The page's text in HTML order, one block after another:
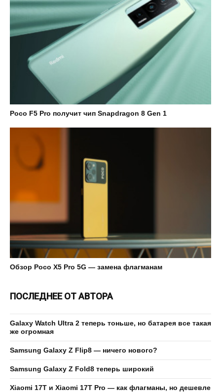
Poco F5 Pro получит чип Snapdragon 8 Gen 1
Обзор Poco X5 Pro 5G — замена флагманам
ПОСЛЕДНЕЕ ОТ АВТОРА
Galaxy Watch Ultra 2 теперь тоньше, но батарея все такая
же огромная
Samsung Galaxy Z Flip8 — ничего нового?
Samsung Galaxy Z Fold8 теперь широкий
Xiaomi 17T и Xiaomi 17T Pro — как флагманы, но дешевле